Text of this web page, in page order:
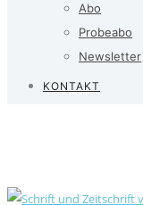
Abo
Probeabo
Newsletter
KONTAKT